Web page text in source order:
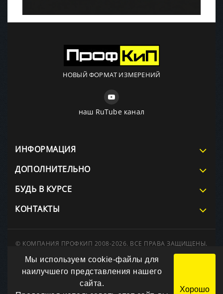
НОВЫЙ ФОРМАТ ИЗМЕРЕНИЙ
наш RuTube канал
ИНФОРМАЦИЯ
ДОПОЛНИТЕЛЬНО
БУДЬ В КУРСЕ
КОНТАКТЫ
© КОМПАНИЯ ПРОФКИП 2008-2026. ВСЕ ПРАВА ЗАЩИЩЕНЫ.
При использовании материалов сайта ссылка на источник
обязательна.
Вся информация на сайте носит справочный характер и не
является публичной офертой, определяемой положениями
Статьи 437 Гражданского кодекса РФ.
Мы используем cookie-файлы для
наилучшего представления нашего
сайта.
Хорошо